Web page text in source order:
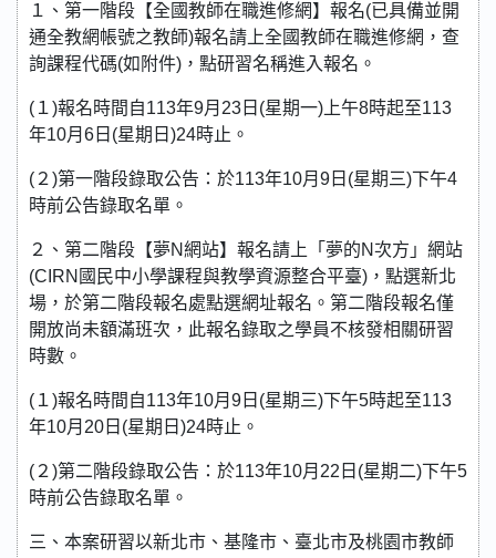
１、第一階段【全國教師在職進修網】報名(已具備並開
通全教網帳號之教師)報名請上全國教師在職進修網，查
詢課程代碼(如附件)，點研習名稱進入報名。
(１)報名時間自113年9月23日(星期一)上午8時起至113
年10月6日(星期日)24時止。
(２)第一階段錄取公告：於113年10月9日(星期三)下午4
時前公告錄取名單。
２、第二階段【夢N網站】報名請上「夢的N次方」網站
(CIRN國民中小學課程與教學資源整合平臺)，點選新北
場，於第二階段報名處點選網址報名。第二階段報名僅
開放尚未額滿班次，此報名錄取之學員不核發相關研習
時數。
(１)報名時間自113年10月9日(星期三)下午5時起至113
年10月20日(星期日)24時止。
(２)第二階段錄取公告：於113年10月22日(星期二)下午5
時前公告錄取名單。
三、本案研習以新北市、基隆市、臺北市及桃園市教師